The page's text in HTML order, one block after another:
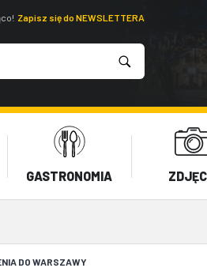
Zapisz się do NEWSLETTERA
GASTRONOMIA
DO WARSZAWY